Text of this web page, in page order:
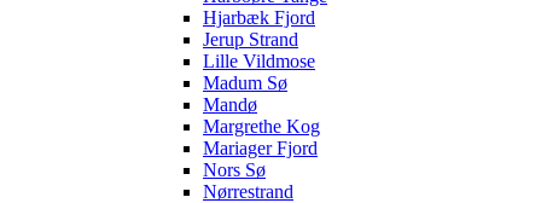
Hjarbæk Fjord
Jerup Strand
Lille Vildmose
Madum Sø
Mandø
Margrethe Kog
Mariager Fjord
Nors Sø
Nørrestrand